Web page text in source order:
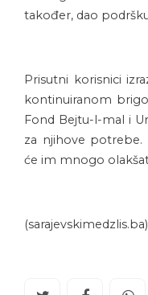
također, dao
Prisutni korisnici
kontinuiranom
Fond Bejtu-l-mal i
za njihove
će im mnogo
(sarajevskimedzlis.ba)